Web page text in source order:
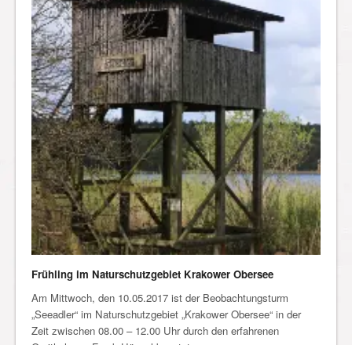
Frühling im Naturschutzgebiet Krakower Obersee
Am Mittwoch, den 10.05.2017 ist der Beobachtungsturm
„Seeadler“ im Naturschutzgebiet „Krakower Obersee“ in der
Zeit zwischen 08.00 – 12.00 Uhr durch den erfahrenen